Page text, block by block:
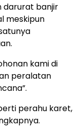
darurat banjir
meskipun
kami di
peralatan
perahu karet,